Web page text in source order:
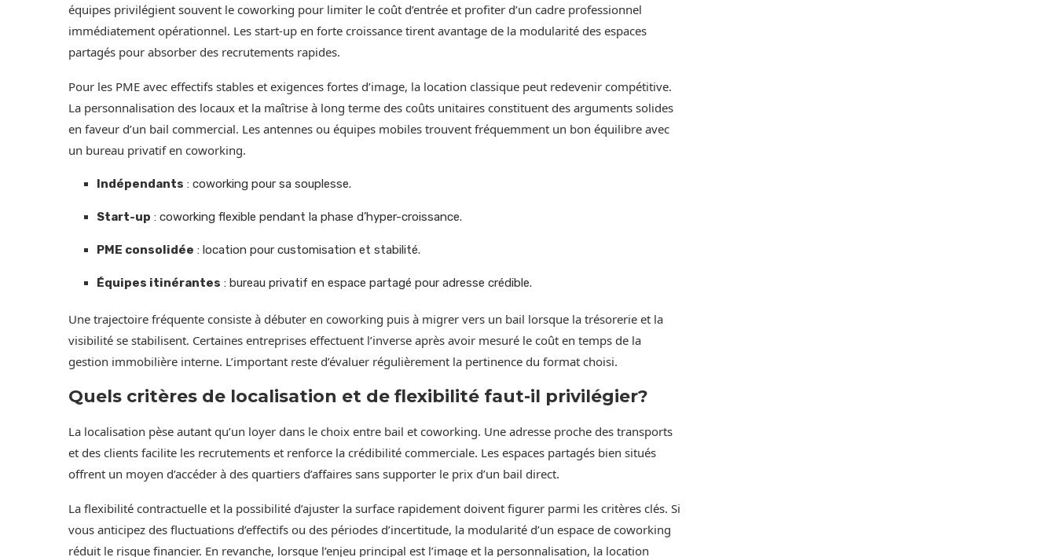
équipes privilégient souvent le coworking pour limiter le coût d’entrée et profiter d’un cadre professionnel
immédiatement opérationnel. Les start-up en forte croissance tirent avantage de la modularité des espaces
partagés pour absorber des recrutements rapides.
Pour les PME avec effectifs stables et exigences fortes d’image, la location classique peut redevenir compétitive.
La personnalisation des locaux et la maîtrise à long terme des coûts unitaires constituent des arguments solides
en faveur d’un bail commercial. Les antennes ou équipes mobiles trouvent fréquemment un bon équilibre avec
un bureau privatif en coworking.
Indépendants : coworking pour sa souplesse.
Start-up : coworking flexible pendant la phase d’hyper-croissance.
PME consolidée : location pour customisation et stabilité.
Équipes itinérantes : bureau privatif en espace partagé pour adresse crédible.
Une trajectoire fréquente consiste à débuter en coworking puis à migrer vers un bail lorsque la trésorerie et la
visibilité se stabilisent. Certaines entreprises effectuent l’inverse après avoir mesuré le coût en temps de la
gestion immobilière interne. L’important reste d’évaluer régulièrement la pertinence du format choisi.
Quels critères de localisation et de flexibilité faut-il privilégier?
La localisation pèse autant qu’un loyer dans le choix entre bail et coworking. Une adresse proche des transports
et des clients facilite les recrutements et renforce la crédibilité commerciale. Les espaces partagés bien situés
offrent un moyen d’accéder à des quartiers d’affaires sans supporter le prix d’un bail direct.
La flexibilité contractuelle et la possibilité d’ajuster la surface rapidement doivent figurer parmi les critères clés. Si
vous anticipez des fluctuations d’effectifs ou des périodes d’incertitude, la modularité d’un espace de coworking
réduit le risque financier. En revanche, lorsque l’enjeu principal est l’image et la personnalisation, la location